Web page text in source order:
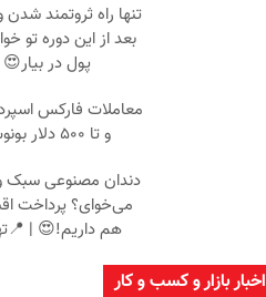
تنها راه ثروتمند شدن
بعد از این دوره تو
پول در بیار😍
معاملات فارکس
و تا ۵۰۰ دلار بونوس
دندان مصنوعی سبک
می‌خوای؟ پرداخت
هم داریم!😍 |
اخبار بازار و کسب و کار